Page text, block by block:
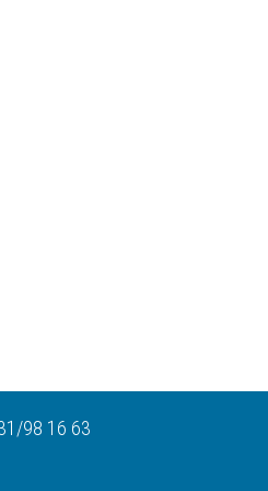
98 16 63